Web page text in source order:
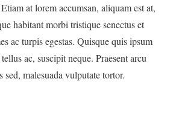
at lorem accumsan, aliquam est at,
habitant morbi tristique senectus et
ac turpis egestas. Quisque quis ipsum
ac, suscipit neque. Praesent arcu
sed, malesuada vulputate tortor.